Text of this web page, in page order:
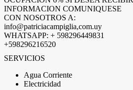
INFORMACION COMUNIQUESE
CON NOSOTROS A:
info@patriciacampiglia,com.uy
WHATSAPP: + 598296449831
+598296216520
SERVICIOS
Agua Corriente
Electricidad